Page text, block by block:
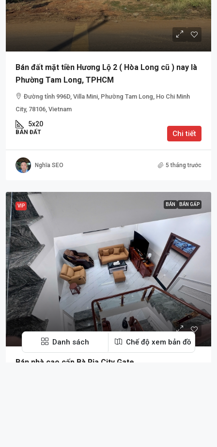
Bán đất mặt tiền Hương Lộ 2 ( Hòa Long cũ ) nay là
Phường Tam Long, TPHCM
Đường tỉnh 996D, Villa Mini, Phường Tam Long, Ho Chi Minh
City, 78106, Vietnam
5x20
BÁN ĐẤT Chi tiết
Nghĩa SEO 5 tháng trước
VIP BÁN BÁN GẤP
Bán nhà cao cấp Bà Rịa City Gate
Danh sách Chế độ xem bản đồ